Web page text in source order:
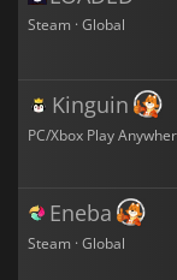
Steam · Global
Kinguin
PC/Xbox Play
Eneba
Steam · Global